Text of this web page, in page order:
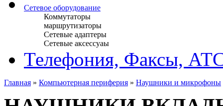
Сетевое оборудование
Коммутаторы
маршрутизаторы
Сетевые адаптеры
Сетевые аксессуаы
Телефония, Факсы,
Главная » Компьютерная периферия » Наушники и микрофоны